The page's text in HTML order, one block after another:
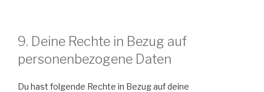
9. Deine Rechte in Bezug auf
personenbezogene Daten
Du hast folgende Rechte in Bezug auf deine